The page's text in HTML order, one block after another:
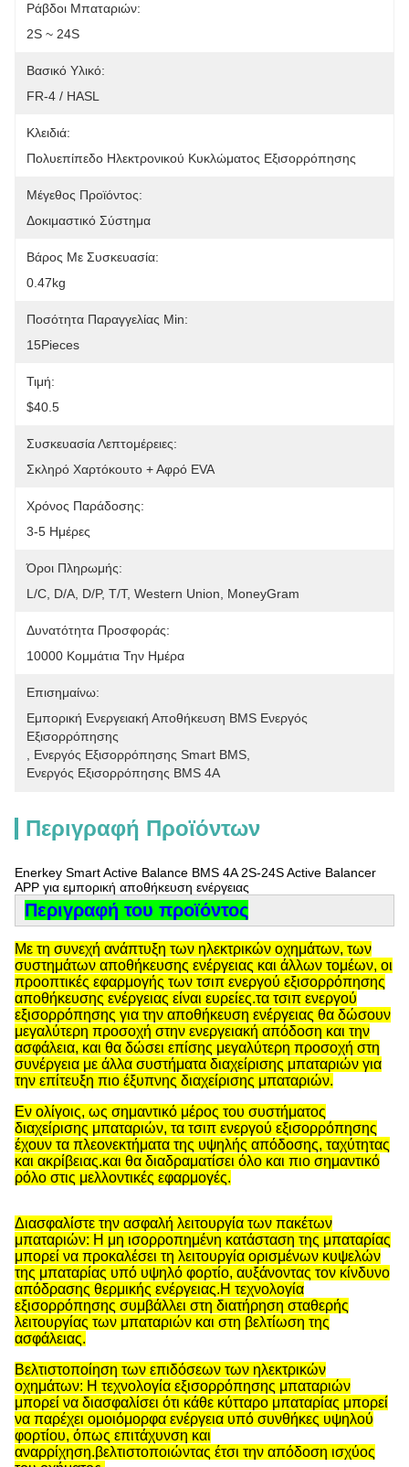
Ράβδοι Μπαταριών:
2S ~ 24S
Βασικό Υλικό:
FR-4 / HASL
Κλειδιά:
Πολυεπίπεδο Ηλεκτρονικού Κυκλώματος Εξισορρόπησης
Μέγεθος Προϊόντος:
Δοκιμαστικό Σύστημα
Βάρος Με Συσκευασία:
0.47kg
Ποσότητα Παραγγελίας Min:
15Pieces
Τιμή:
$40.5
Συσκευασία Λεπτομέρειες:
Σκληρό Χαρτόκουτο + Αφρό EVA
Χρόνος Παράδοσης:
3-5 Ημέρες
Όροι Πληρωμής:
L/C, D/A, D/P, T/T, Western Union, MoneyGram
Δυνατότητα Προσφοράς:
10000 Κομμάτια Την Ημέρα
Επισημαίνω:
Εμπορική Ενεργειακή Αποθήκευση BMS Ενεργός
Εξισορρόπησης
Ενεργός Εξισορρόπησης Smart BMS
Ενεργός Εξισορρόπησης BMS 4A
Περιγραφή Προϊόντων
Enerkey Smart Active Balance BMS 4A 2S-24S Active Balancer
APP για εμπορική αποθήκευση ενέργειας
Περιγραφή του προϊόντος
Με τη συνεχή ανάπτυξη των ηλεκτρικών οχημάτων, των
συστημάτων αποθήκευσης ενέργειας και άλλων τομέων, οι
προοπτικές εφαρμογής των τσιπ ενεργού εξισορρόπησης
αποθήκευσης ενέργειας είναι ευρείες.τα τσιπ ενεργού
εξισορρόπησης για την αποθήκευση ενέργειας θα δώσουν
μεγαλύτερη προσοχή στην ενεργειακή απόδοση και την
ασφάλεια, και θα δώσει επίσης μεγαλύτερη προσοχή στη
συνέργεια με άλλα συστήματα διαχείρισης μπαταριών για
την επίτευξη πιο έξυπνης διαχείρισης μπαταριών.
Εν ολίγοις, ως σημαντικό μέρος του συστήματος
διαχείρισης μπαταριών, τα τσιπ ενεργού εξισορρόπησης
έχουν τα πλεονεκτήματα της υψηλής απόδοσης, ταχύτητας
και ακρίβειας.και θα διαδραματίσει όλο και πιο σημαντικό
ρόλο στις μελλοντικές εφαρμογές.
Διασφαλίστε την ασφαλή λειτουργία των πακέτων
μπαταριών: Η μη ισορροπημένη κατάσταση της μπαταρίας
μπορεί να προκαλέσει τη λειτουργία ορισμένων κυψελών
της μπαταρίας υπό υψηλό φορτίο, αυξάνοντας τον κίνδυνο
απόδρασης θερμικής ενέργειας.Η τεχνολογία
εξισορρόπησης συμβάλλει στη διατήρηση σταθερής
λειτουργίας των μπαταριών και στη βελτίωση της
ασφάλειας.
Βελτιστοποίηση των επιδόσεων των ηλεκτρικών
οχημάτων: Η τεχνολογία εξισορρόπησης μπαταριών
μπορεί να διασφαλίσει ότι κάθε κύτταρο μπαταρίας μπορεί
να παρέχει ομοιόμορφα ενέργεια υπό συνθήκες υψηλού
φορτίου, όπως επιτάχυνση και
αναρρίχηση.βελτιστοποιώντας έτσι την απόδοση ισχύος